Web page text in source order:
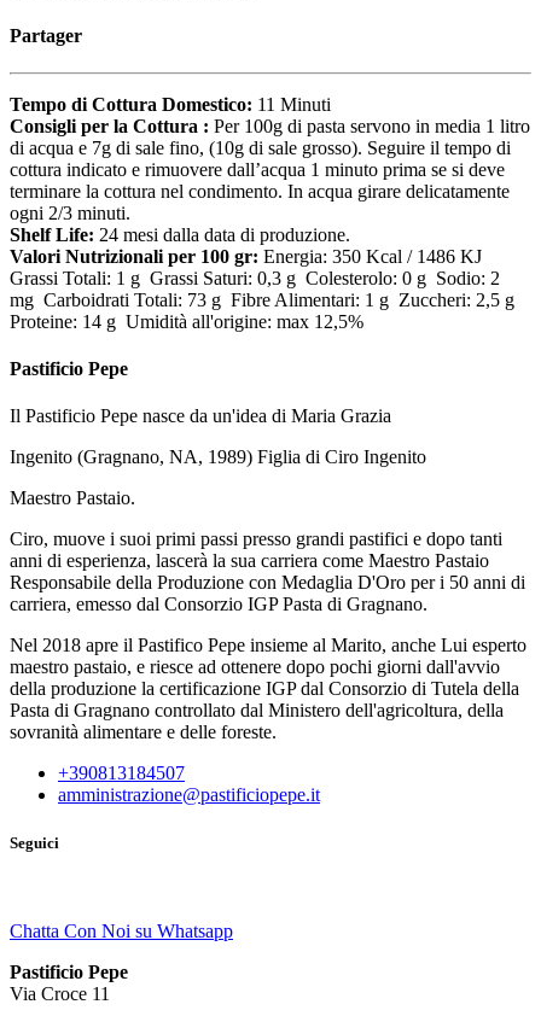
Partager
Tempo di Cottura Domestico: 11 Minuti
Consigli per la Cottura : Per 100g di pasta servono in media 1 litro
di acqua e 7g di sale fino, (10g di sale grosso). Seguire il tempo di
cottura indicato e rimuovere dall’acqua 1 minuto prima se si deve
terminare la cottura nel condimento. In acqua girare delicatamente
ogni 2/3 minuti.
Shelf Life: 24 mesi dalla data di produzione.
Valori Nutrizionali per 100 gr: Energia: 350 Kcal / 1486 KJ
Grassi Totali: 1 g Grassi Saturi: 0,3 g Colesterolo: 0 g Sodio: 2
mg Carboidrati Totali: 73 g Fibre Alimentari: 1 g Zuccheri: 2,5 g
Proteine: 14 g Umidità all'origine: max 12,5%
Pastificio Pepe
Il Pastificio Pepe nasce da un'idea di Maria Grazia
Ingenito (Gragnano, NA, 1989) Figlia di Ciro Ingenito
Maestro Pastaio.
Ciro, muove i suoi primi passi presso grandi pastifici e dopo tanti
anni di esperienza, lascerà la sua carriera come Maestro Pastaio
Responsabile della Produzione con Medaglia D'Oro per i 50 anni di
carriera, emesso dal Consorzio IGP Pasta di Gragnano.
Nel 2018 apre il Pastifico Pepe insieme al Marito, anche Lui esperto
maestro pastaio, e riesce ad ottenere dopo pochi giorni dall'avvio
della produzione la certificazione IGP dal Consorzio di Tutela della
Pasta di Gragnano controllato dal Ministero dell'agricoltura, della
sovranità alimentare e delle foreste.
+390813184507
amministrazione@pastificiopepe.it
Seguici
Chatta Con Noi su Whatsapp
Pastificio Pepe
Via Croce 11